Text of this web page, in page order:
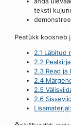
teksti
Peatükk koosneb
2.1 Läbitud
2.2
2.3 Read ja
2.4
2.5
2.6